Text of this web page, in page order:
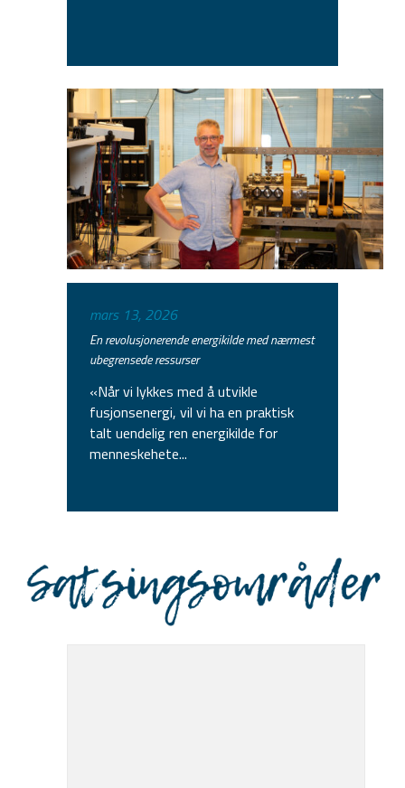
mars 13, 2026
En revolusjonerende energikilde med nærmest
ubegrensede ressurser
«Når vi lykkes med å utvikle
fusjonsenergi, vil vi ha en praktisk
talt uendelig ren energikilde for
menneskehete...